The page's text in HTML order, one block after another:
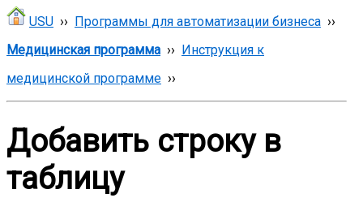
USU ›› Программы для автоматизации бизнеса ››
Медицинская программа ›› Инструкция к
медицинской программе ››
Добавить строку в
таблицу